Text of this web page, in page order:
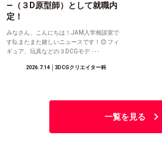
―（３D原型師）として就職内
定！
みなさん、こんにちは！JAM入学相談室で
す🙋またまた嬉しいニュースです！😊 フィ
ギュア、玩具などの３DCGモデ ･･･
2026.7.14│3DCGクリエイター科
一覧を見る